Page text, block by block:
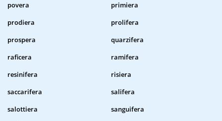
povera
primiera
prodiera
prolifera
prospera
quarzifera
raficera
ramifera
resinifera
risiera
saccarifera
salifera
salottiera
sanguifera